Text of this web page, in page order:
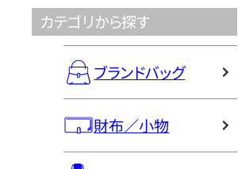
カテゴリから探す
ブランドバッグ
財布／小物